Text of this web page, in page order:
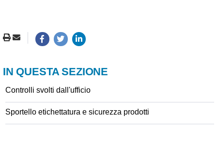
IN QUESTA SEZIONE
Controlli svolti dall'ufficio
Sportello etichettatura e sicurezza prodotti